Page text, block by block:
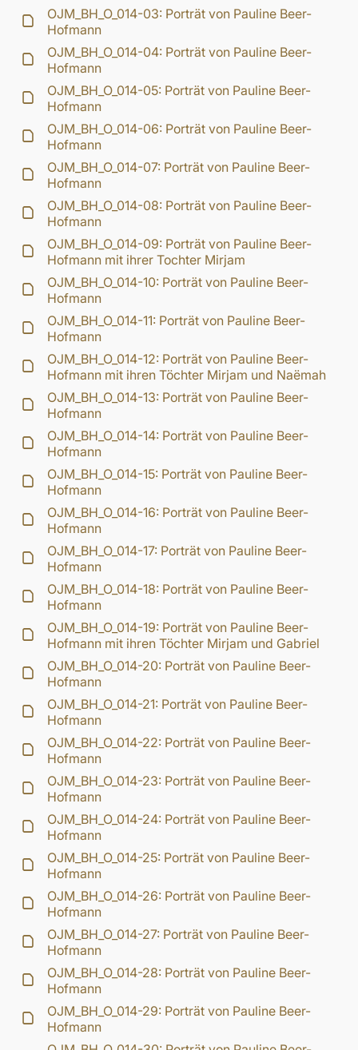
OJM_BH_O_014-03: Porträt von Pauline Beer-
Hofmann
OJM_BH_O_014-04: Porträt von Pauline Beer-
Hofmann
OJM_BH_O_014-05: Porträt von Pauline Beer-
Hofmann
OJM_BH_O_014-06: Porträt von Pauline Beer-
Hofmann
OJM_BH_O_014-07: Porträt von Pauline Beer-
Hofmann
OJM_BH_O_014-08: Porträt von Pauline Beer-
Hofmann
OJM_BH_O_014-09: Porträt von Pauline Beer-
Hofmann mit ihrer Tochter Mirjam
OJM_BH_O_014-10: Porträt von Pauline Beer-
Hofmann
OJM_BH_O_014-11: Porträt von Pauline Beer-
Hofmann
OJM_BH_O_014-12: Porträt von Pauline Beer-
Hofmann mit ihren Töchter Mirjam und Naëmah
OJM_BH_O_014-13: Porträt von Pauline Beer-
Hofmann
OJM_BH_O_014-14: Porträt von Pauline Beer-
Hofmann
OJM_BH_O_014-15: Porträt von Pauline Beer-
Hofmann
OJM_BH_O_014-16: Porträt von Pauline Beer-
Hofmann
OJM_BH_O_014-17: Porträt von Pauline Beer-
Hofmann
OJM_BH_O_014-18: Porträt von Pauline Beer-
Hofmann
OJM_BH_O_014-19: Porträt von Pauline Beer-
Hofmann mit ihren Töchter Mirjam und Gabriel
OJM_BH_O_014-20: Porträt von Pauline Beer-
Hofmann
OJM_BH_O_014-21: Porträt von Pauline Beer-
Hofmann
OJM_BH_O_014-22: Porträt von Pauline Beer-
Hofmann
OJM_BH_O_014-23: Porträt von Pauline Beer-
Hofmann
OJM_BH_O_014-24: Porträt von Pauline Beer-
Hofmann
OJM_BH_O_014-25: Porträt von Pauline Beer-
Hofmann
OJM_BH_O_014-26: Porträt von Pauline Beer-
Hofmann
OJM_BH_O_014-27: Porträt von Pauline Beer-
Hofmann
OJM_BH_O_014-28: Porträt von Pauline Beer-
Hofmann
OJM_BH_O_014-29: Porträt von Pauline Beer-
Hofmann